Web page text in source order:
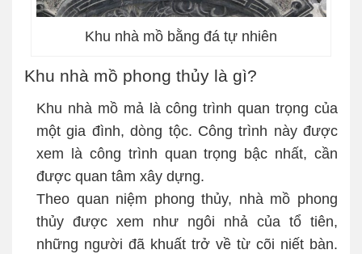
Khu nhà mồ bằng đá tự nhiên
Khu nhà mồ phong thủy là gì?
Khu nhà mồ mả là công trình quan trọng của
một gia đình, dòng tộc. Công trình này được
xem là công trình quan trọng bậc nhất, cần
được quan tâm xây dựng.
Theo quan niệm phong thủy, nhà mồ phong
thủy được xem như ngôi nhả của tổ tiên,
những người đã khuất trở về từ cõi niết bàn.